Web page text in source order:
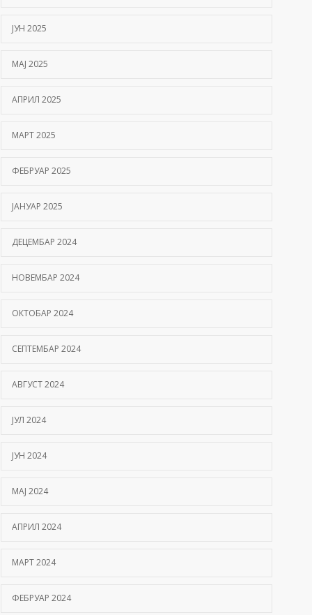
ЈУН 2025
МАЈ 2025
АПРИЛ 2025
МАРТ 2025
ФЕБРУАР 2025
ЈАНУАР 2025
ДЕЦЕМБАР 2024
НОВЕМБАР 2024
ОКТОБАР 2024
СЕПТЕМБАР 2024
АВГУСТ 2024
ЈУЛ 2024
ЈУН 2024
МАЈ 2024
АПРИЛ 2024
МАРТ 2024
ФЕБРУАР 2024